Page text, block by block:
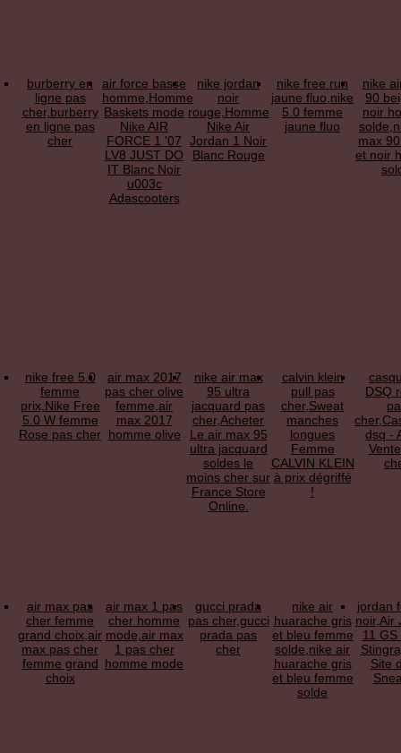
burberry en
ligne pas
cher,burberry
en ligne pas
cher
air force basse
homme,Homme
Baskets mode
Nike AIR
FORCE 1 '07
LV8 JUST DO
IT Blanc Noir
u003c
Adascooters
nike jordan
noir
rouge,Homme
Nike Air
Jordan 1 Noir
Blanc Rouge
nike free run
jaune fluo,nike
5.0 femme
jaune fluo
nike
90
noir
max
et noir
nike free 5.0
femme
prix,Nike Free
5.0 W femme
Rose pas cher
air max 2017
pas cher olive
femme,air
max 2017
homme olive
nike air max
95 ultra
jacquard pas
cher,Acheter
Le air max 95
ultra jacquard
soldes le
moins cher sur
France Store
Online.
calvin klein
pull pas
cher,Sweat
manches
longues
Femme
CALVIN KLEIN
à prix dégriffé
!
DSQ
dsq -
air max pas
cher femme
grand choix,air
max pas cher
femme grand
choix
air max 1 pas
cher homme
mode,air max
1 pas cher
homme mode
gucci prada
pas cher,gucci
prada pas
cher
nike air
huarache gris
et bleu femme
solde,nike air
huarache gris
et bleu femme
solde
jordan
noir,Air
11 GS
Site